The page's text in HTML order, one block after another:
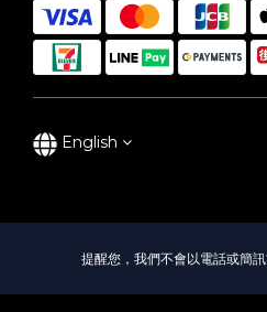
English
提醒您，我們不會以電話或簡